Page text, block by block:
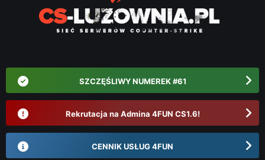
SZCZĘŚLIWY NUMEREK #61
Rekrutacja na Admina 4FUN CS1.6!
CENNIK USŁUG 4FUN